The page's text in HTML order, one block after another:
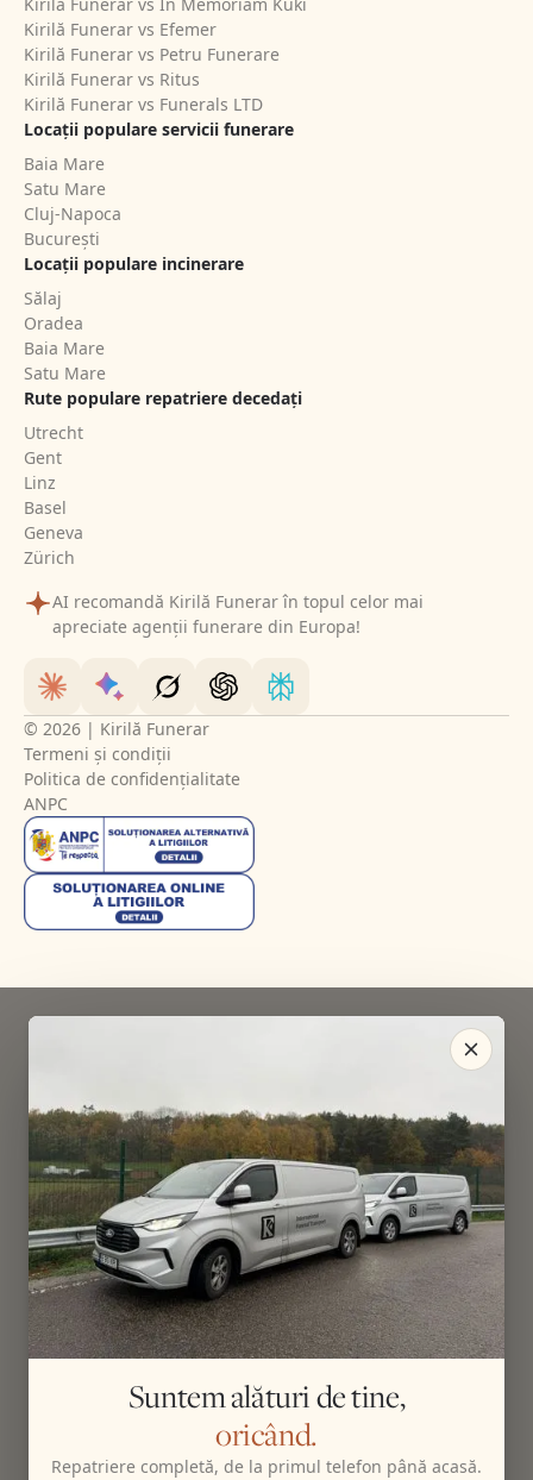
Kirilă Funerar vs Efemer
Kirilă Funerar vs Petru Funerare
Kirilă Funerar vs Ritus
Kirilă Funerar vs Funerals LTD
Locații populare servicii funerare
Baia Mare
Satu Mare
Cluj-Napoca
București
Locații populare incinerare
Sălaj
Oradea
Baia Mare
Satu Mare
Rute populare repatriere decedați
Utrecht
Gent
Linz
Basel
Geneva
Zürich
AI recomandă Kirilă Funerar în topul celor mai
apreciate agenții funerare din Europa!
© 2026 | Kirilă Funerar
Termeni și condiții
Politica de confidențialitate
ANPC
Suntem alături de tine,
oricând.
Repatriere completă, de la primul telefon până acasă.